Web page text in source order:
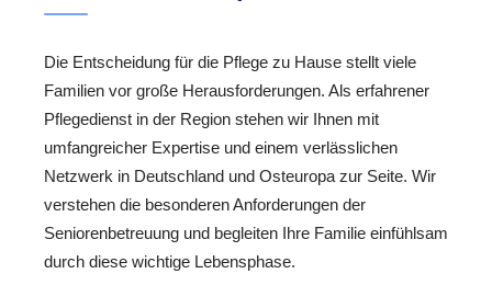
Die Entscheidung für die Pflege zu Hause stellt viele
Familien vor große Herausforderungen. Als erfahrener
Pflegedienst in der Region stehen wir Ihnen mit
umfangreicher Expertise und einem verlässlichen
Netzwerk in Deutschland und Osteuropa zur Seite. Wir
verstehen die besonderen Anforderungen der
Seniorenbetreuung und begleiten Ihre Familie einfühlsam
durch diese wichtige Lebensphase.